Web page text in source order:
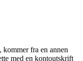
kommer fra en annen
med en kontoutskrift